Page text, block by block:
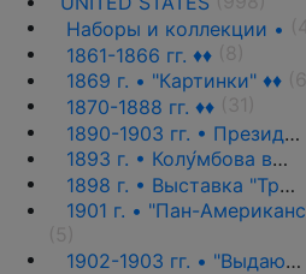
Наборы и коллекции •
1861-1866 гг. ♦♦
1869 г. • "Картинки" ♦♦
1870-1888 гг. ♦♦
1890-1903 гг. • Президенты и политики ♦♦
1893 г. • Колу́мбова выставка ♦♦
1898 г. • Выставка "Транс-Миссисипи" ♦♦
1901 г. • "Пан-Американская выставка" ♦♦
1902-1903 гг. • "Выдающиеся граждане" ♦♦